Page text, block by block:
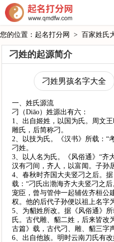
您的位置： 起名打分网 > 百家姓氏
刁姓的起源简介
刁姓男孩名字大全
一、姓氏源流
刁（Diāo）姓源出有六：
1、出自姬姓，以国为氏。周文
雕氏，后简称刁。
2、以技为氏。《汉书》所载：“
刁姓。
3、以人名为氏。《风俗通》“齐
汉有刁间，齐人，以富闻。子孙
4、春秋时齐国大夫竖刁之后。
载：“刁氏出渤海齐大夫竖刁之
宠臣，曾与管仲一起辅佐齐桓公
权。他的后代子孙便以祖上名字
5、为貂姓所改。据《风俗通》
氏。古代雕、貂二姓，后来皆改
古篇》载，古代刁、雕、貂三字
6、出自他族。明时云南刀氏有